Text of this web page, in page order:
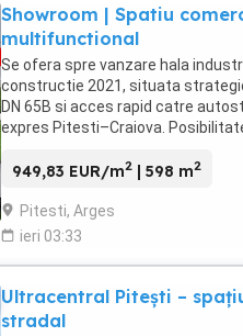
Showroom | Spatiu
multifunctional
Se ofera spre vanzare hala
constructie 2021, situata
DN 65B si acces rapid catre
expres Pitesti–Craiova.
949,83 EUR/m2 | 598 m2
Pitesti, Arges
ieri 03:33
Ultracentral Pitești –
stradal